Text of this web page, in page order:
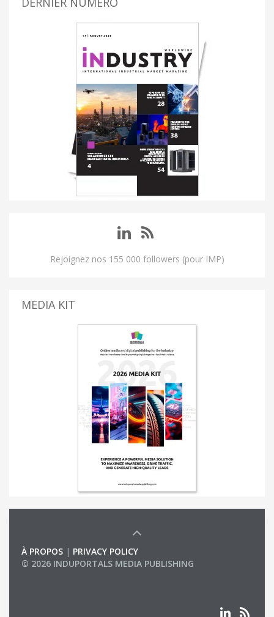
Rejoignez nos 155 000 followers (pour IMP)
MEDIA KIT
À PROPOS | PRIVACY POLICY
© 2026 INDUPORTALS MEDIA PUBLISHING